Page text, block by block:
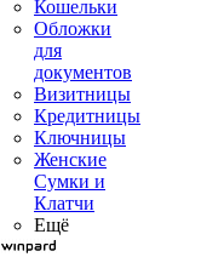
Кошельки
Обложки
для
документов
Визитницы
Кредитницы
Ключницы
Женские
Сумки и
Клатчи
Ещё